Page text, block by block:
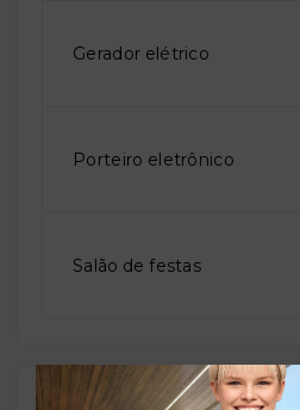
Gerador elétrico
Porteiro eletrônico
Salão de festas